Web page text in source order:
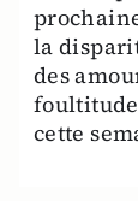
la
des
foultitude
cette